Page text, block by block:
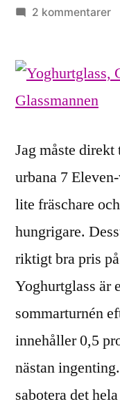
av
2 kommentarertill
Jag måste
urbana 7
lite fräschare
hungrigare.
riktigt bra pris
Yoghurtglass är
sommarturnén
innehåller 0,5
nästan
sabotera det